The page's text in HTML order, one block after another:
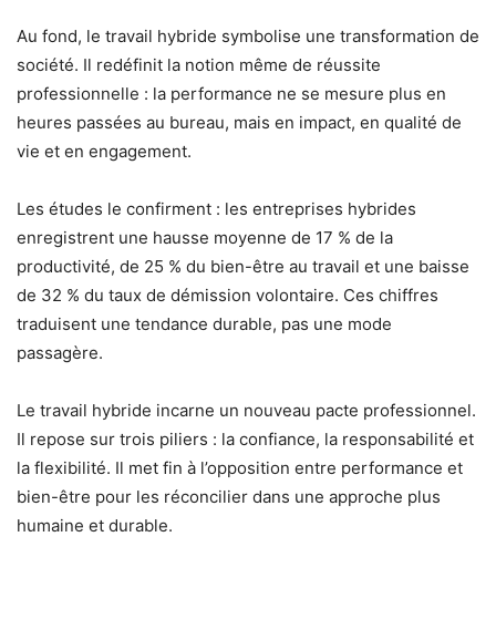
Au fond, le travail hybride symbolise une transformation de
société. Il redéfinit la notion même de réussite
professionnelle : la performance ne se mesure plus en
heures passées au bureau, mais en impact, en qualité de
vie et en engagement.
Les études le confirment : les entreprises hybrides
enregistrent une hausse moyenne de 17 % de la
productivité, de 25 % du bien-être au travail et une baisse
de 32 % du taux de démission volontaire. Ces chiffres
traduisent une tendance durable, pas une mode
passagère.
Le travail hybride incarne un nouveau pacte professionnel.
Il repose sur trois piliers : la confiance, la responsabilité et
la flexibilité. Il met fin à l’opposition entre performance et
bien-être pour les réconcilier dans une approche plus
humaine et durable.